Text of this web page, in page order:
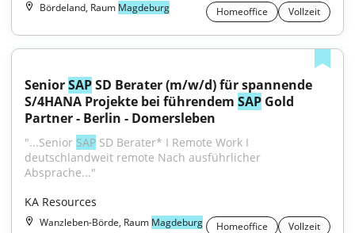
Bördeland, Raum Magdeburg Homeoffice Vollzeit
Senior SAP SD Berater (m/w/d) für spannende
S/4HANA Projekte bei führendem SAP Gold
Partner - Berlin - Domersleben
"...Senior SAP SD Berater* I Remote Work I
deutschlandweit remote Nach ausführlicher
Absprache..."
KA Resources
Wanzleben-Börde, Raum Magdeburg Homeoffice Vollzeit